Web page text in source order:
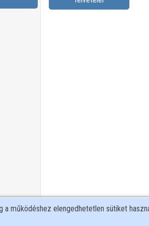
a működéshez elengedhetetlen sütiket